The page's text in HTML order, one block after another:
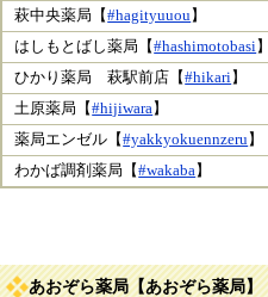
萩中央薬局【#hagityuuou】
はしもとばし薬局【#hashimotobasi】
ひかり薬局 萩駅前店【#hikari】
土原薬局【#hijiwara】
薬局エンゼル【#yakkyokuennzeru】
わかば調剤薬局【#wakaba】
あおぞら薬局【あおぞら薬局】